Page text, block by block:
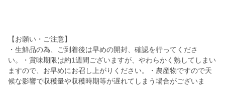
【お願い・ご注意】
・生鮮品の為、ご到着後は早めの開封、確認を行ってくださ
い。・賞味期限は約1週間ございますが、やわらかく熟してしまい
ますので、お早めにお召し上がりください。・農産物ですので天
候な影響で収穫量や収穫時期等が遅れてしまう場合がございま